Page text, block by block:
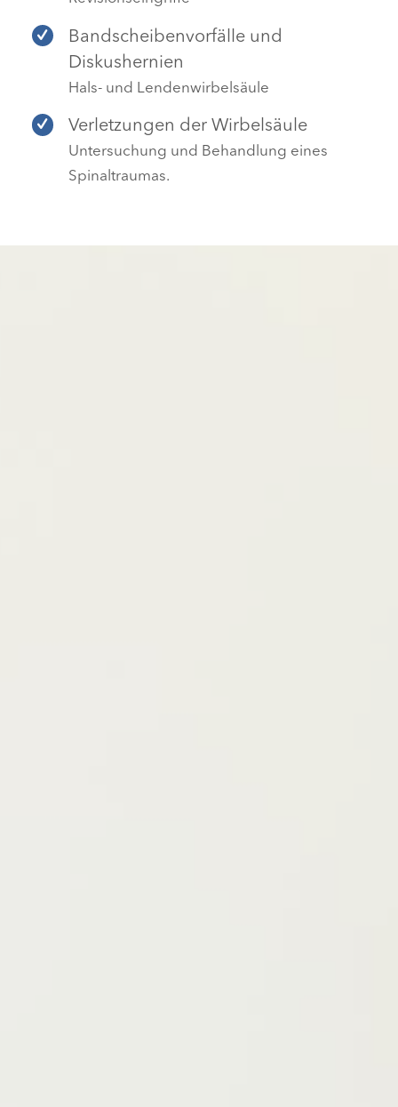
Bandscheibenvorfälle und
Diskushernien
Hals- und Lendenwirbelsäule
Verletzungen der Wirbelsäule
Untersuchung und Behandlung eines
Spinaltraumas.